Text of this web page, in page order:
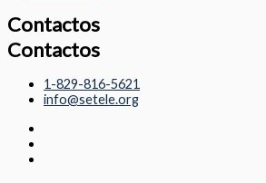
Contactos
Contactos
1-829-816-5621
info@setele.org